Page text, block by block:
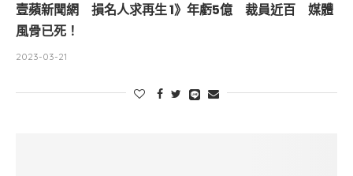
壹蘋新聞網 損名人求再生 1》年虧5億 裁員近百 媒體
風骨已死！
2023-03-21